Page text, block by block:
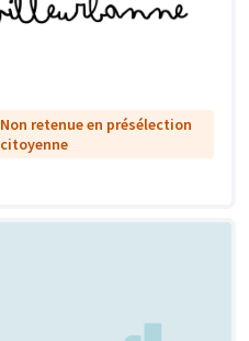
Non retenue en présélection
citoyenne